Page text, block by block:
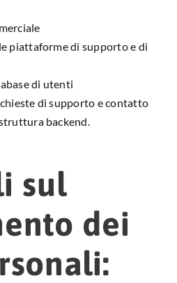
piattaforme di supporto e di
di utenti
di supporto e contatto
backend.
sul
dei